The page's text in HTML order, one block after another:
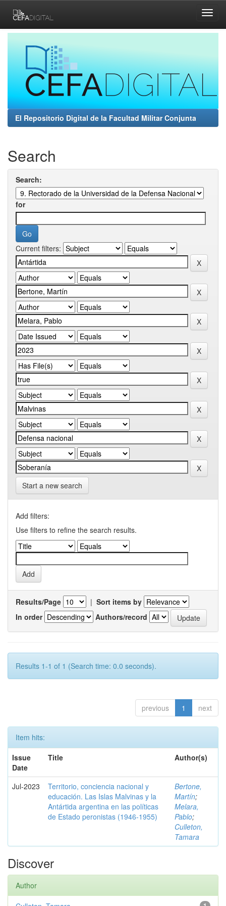
navigation
El Repositorio Digital de la Facultad Militar Conjunta
Search
Search:
for
Current filters:
Start a new search
Add filters:
Use filters to refine the search results.
Results/Page | Sort items by
In order
Authors/record
Results 1-1 of 1 (Search time: 0.0 seconds).
previous 1 next
Item hits:
Issue
Date
Title Author(s)
Jul-2023
Territorio, conciencia nacional y
educación. Las Islas Malvinas y la
Antártida argentina en las políticas
de Estado peronistas (1946-1955)
Bertone,
Martín;
Melara,
Pablo;
Culleton,
Tamara
Discover
Author